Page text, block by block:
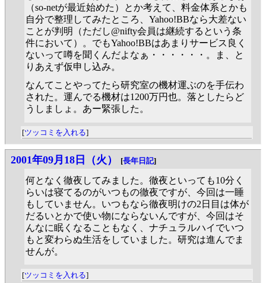
（so-netが最近始めた）とか考えて、料金体系とかも
自分で整理してみたところ、Yahoo!BBなら大差ない
ことが判明（ただし@nifty会員は継続するという条
件において）。でもYahoo!BBはあまりサービス良く
ないって噂を聞くんだよなぁ・・・・・・。ま、と
りあえず仮申し込み。
なんてことやってたら研究室の機材運ぶのを手伝わ
された。運んでる機材は1200万円也。落としたらど
うしましょ。あー緊張した。
[ツッコミを入れる]
2001年09月18日（火） [長年日記]
何となく徹夜してみました。徹夜といっても10分く
らいは寝てるのがいつもの徹夜ですが、今回は一睡
もしていません。いつもなら徹夜明けの2日目は体が
だるいとかで使い物にならないんですが、今回はそ
んなに眠くなることもなく、ナチュラルハイでいつ
もと変わらぬ生活をしていました。研究は進んでま
せんが。
[ツッコミを入れる]